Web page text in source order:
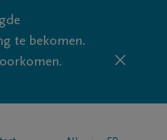
te bekomen.